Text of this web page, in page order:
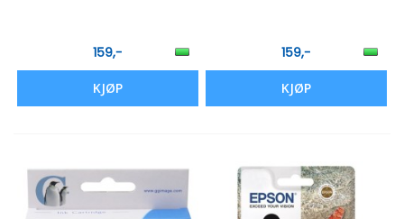
159,-
KJØP
159,-
KJØP